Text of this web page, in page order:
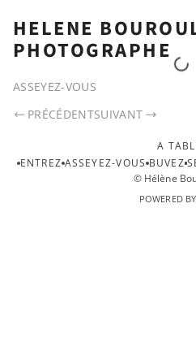
HELENE
PHOTOGRAPHE
ASSEYEZ-VOUS
PRÉCÉDENTSUIVANT
A
ENTREZ ASSEYEZ-VOUS BUVEZ
© Hélène
POWERED